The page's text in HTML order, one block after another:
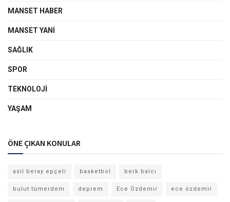
MANSET HABER
MANSET YANI
SAĞLIK
SPOR
TEKNOLOJI
YAŞAM
ÖNE ÇIKAN KONULAR
asil beray epçeli basketbol berk balcı
bulut tümerdem deprem Ece Özdemir ece özdemir